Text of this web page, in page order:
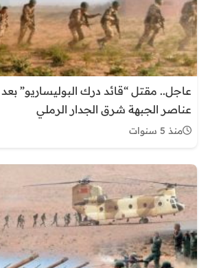
عاجل.. مقتل “قائد درك البوليساريو”
عناصر الجبهة شرق الجدار الرملي
منذ 5 سنوات